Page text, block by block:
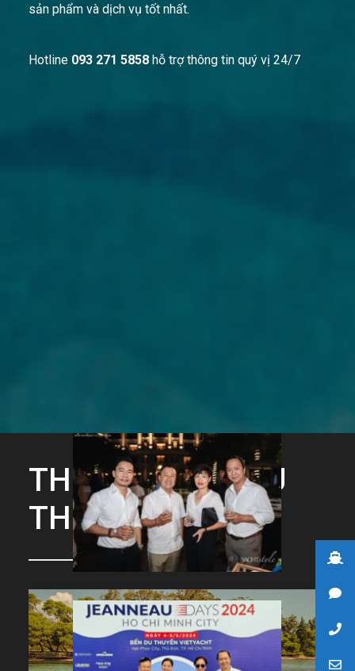
sản phẩm và dịch vụ tốt nhất.
Hotline 093 271 5858 hỗ trợ thông tin quý vị 24/7
THƯƠNG HIỆU DU
THUYỀN